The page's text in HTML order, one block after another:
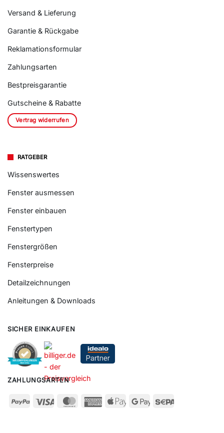
Versand & Lieferung
Garantie & Rückgabe
Reklamationsformular
Zahlungsarten
Bestpreisgarantie
Gutscheine & Rabatte
Vertrag widerrufen
RATGEBER
Wissenswertes
Fenster ausmessen
Fenster einbauen
Fenstertypen
Fenstergrößen
Fensterpreise
Detailzeichnungen
Anleitungen & Downloads
SICHER EINKAUFEN
ZAHLUNGSARTEN